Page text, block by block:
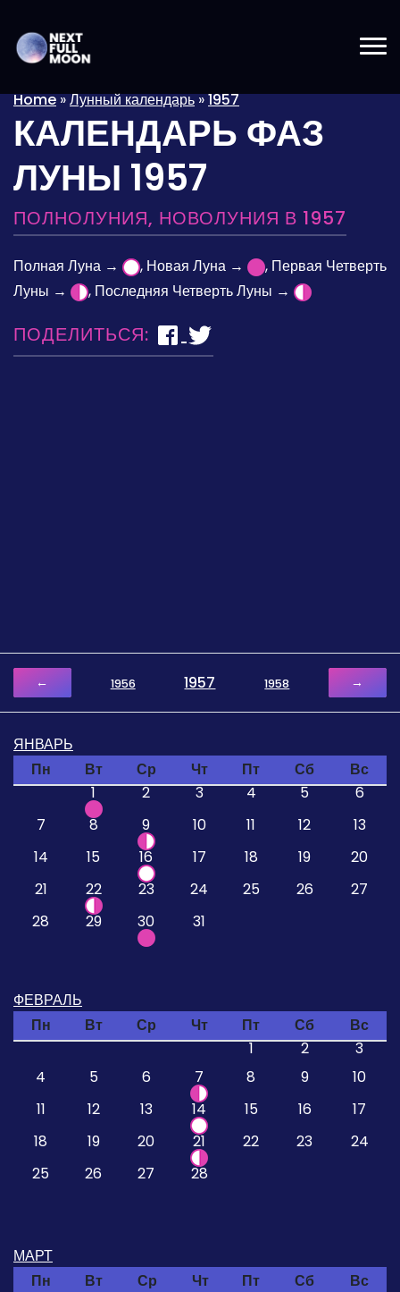
Home»Лунный календарь»1957
КАЛЕНДАРЬ ФАЗ
ЛУНЫ 1957
ПОЛНОЛУНИЯ, НОВОЛУНИЯ В 1957
Полная Луна → , Новая Луна →
, Первая Четверть
Луны →
, Последняя Четверть Луны →
ПОДЕЛИТЬСЯ:
← 1956 1957 1958 →
ЯНВАРЬ
Пн
Вт Ср Чт Пт Сб
Вс
1
2 3 4 5
6
7
8 9 10 11 12
13
14
15 16 17 18 19
20
21
22 23 24 25 26
27
28
29 30 31
ФЕВРАЛЬ
Пн
Вт Ср Чт Пт Сб
Вс
1
2
3
4
5 6 7 8 9
10
11
12 13 14 15 16
17
18
19 20 21 22 23
24
25
26 27 28
МАРТ
Пн
Вт Ср Чт Пт Сб
Вс